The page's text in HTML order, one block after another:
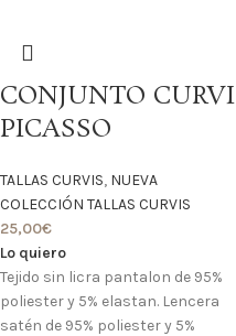
CONJUNTO CURVI
PICASSO
TALLAS CURVIS, NUEVA
COLECCIÓN TALLAS CURVIS
25,00€
Lo quiero
Tejido sin licra pantalon de 95%
poliester y 5% elastan. Lencera
satén de 95% poliester y 5%